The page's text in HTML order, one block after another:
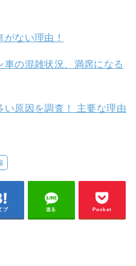
ない理由！
の混雑状況、満席になる
原因を調査！ 主要な理由
ブ 送る Pocket